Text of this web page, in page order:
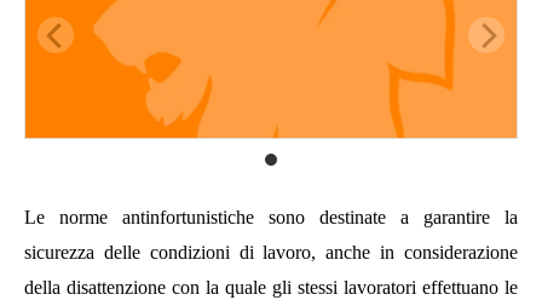
Le norme antinfortunistiche sono destinate a garantire la
sicurezza delle condizioni di lavoro, anche in considerazione
della disattenzione con la quale gli stessi lavoratori effettuano le